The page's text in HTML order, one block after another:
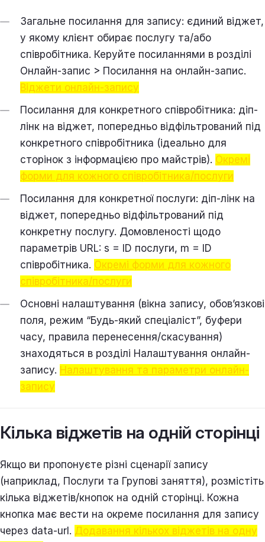
Загальне посилання для запису: єдиний віджет,
у якому клієнт обирає послугу та/або
співробітника. Керуйте посиланнями в розділі
Онлайн-запис > Посилання на онлайн-запис.
Віджети онлайн-запису
Посилання для конкретного співробітника: діп-
лінк на віджет, попередньо відфільтрований під
конкретного співробітника (ідеально для
сторінок з інформацією про майстрів). Окремі
форми для кожного співробітника/послуги
Посилання для конкретної послуги: діп-лінк на
віджет, попередньо відфільтрований під
конкретну послугу. Домовленості щодо
параметрів URL: s = ID послуги, m = ID
співробітника. Окремі форми для кожного
співробітника/послуги
Основні налаштування (вікна запису, обов’язкові
поля, режим “Будь-який спеціаліст”, буфери
часу, правила перенесення/скасування)
знаходяться в розділі Налаштування онлайн-
запису. Налаштування та параметри онлайн-
запису
Кілька віджетів на одній сторінці
Якщо ви пропонуєте різні сценарії запису
(наприклад, Послуги та Групові заняття), розмістіть
кілька віджетів/кнопок на одній сторінці. Кожна
кнопка має вести на окреме посилання для запису
через data-url. Додавання кількох віджетів на одну